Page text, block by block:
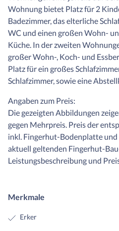
Wohnung bietet Platz für 2
Badezimmer, das elterliche
WC und einen großen Wohn-
Küche. In der zweiten
großer Wohn-, Koch- und
Platz für ein großes
Schlafzimmer, sowie eine
Angaben zum Preis:
Die gezeigten Abbildungen
gegen Mehrpreis. Preis der
inkl. Fingerhut-Bodenplatte und
aktuell geltenden Fingerhut-
Leistungsbeschreibung und
Merkmale
Erker